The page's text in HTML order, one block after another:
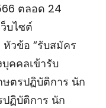
ตลอด 24
บไซต์
หัวข้อ “รับสมัคร
คคลเข้ารับ
ษตรปฏิบัติการ นัก
ฏิบัติการ นัก